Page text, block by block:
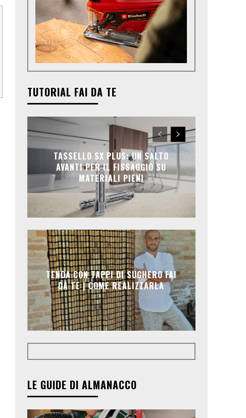
TUTORIAL FAI DA TE
TASSELLO SX PLUS: UN SALTO
AVANTI PER IL FISSAGGIO SU
MATERIALI PIENI
TENDA CON TAPPI DI SUGHERO FAI
DA TE | COME REALIZZARLA
LE GUIDE DI ALMANACCO